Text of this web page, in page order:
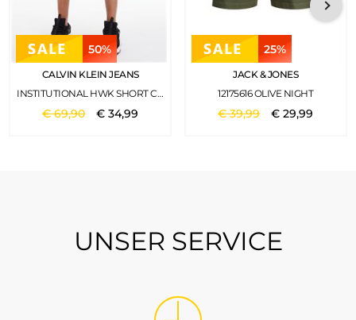
50%
CALVIN KLEIN JEANS
INSTITUTIONAL HWK SHORT CK BLACK
€69,90 €34,99
25%
JACK & JONES
12175616 OLIVE NIGHT
€39,99 €29,99
UNSER SERVICE